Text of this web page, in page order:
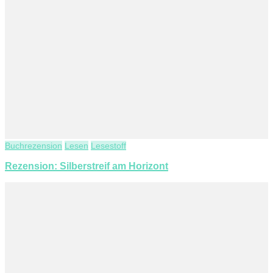
Buchrezension Lesen Lesestoff
Rezension: Silberstreif am Horizont